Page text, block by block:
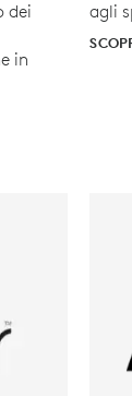
dei
in
agli